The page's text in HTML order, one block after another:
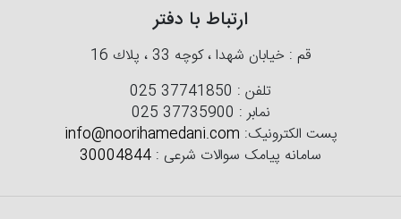
ارتباط با دفتر
قم : خیابان شهدا ، كوچه 33 ، پلاك 16
تلفن :025 37741850
نمابر :025 37735900
پست الکترونیک:info@noorihamedani.com
سامانه پیامک سوالات شرعی : 30004844